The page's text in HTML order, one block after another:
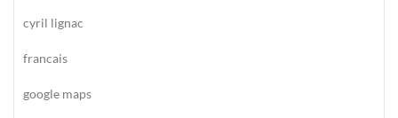
cyril lignac
francais
google maps